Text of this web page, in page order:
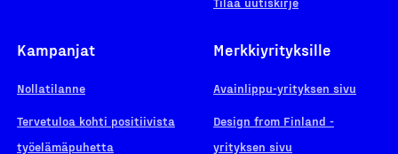
Kampanjat
Nollatilanne
Tervetuloa kohti positiivista
työelämäpuhetta
Merkkiyrityksille
Avainlippu-yrityksen sivu
Design from Finland -
yrityksen sivu